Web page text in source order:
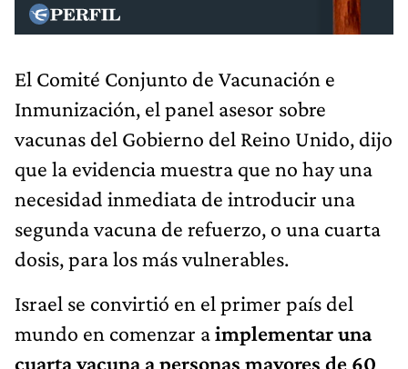
El Comité Conjunto de Vacunación e
Inmunización, el panel asesor sobre
vacunas del Gobierno del Reino Unido, dijo
que la evidencia muestra que no hay una
necesidad inmediata de introducir una
segunda vacuna de refuerzo, o una cuarta
dosis, para los más vulnerables.
Israel se convirtió en el primer país del
mundo en comenzar aimplementar una
cuarta vacuna a personas mayores de 60